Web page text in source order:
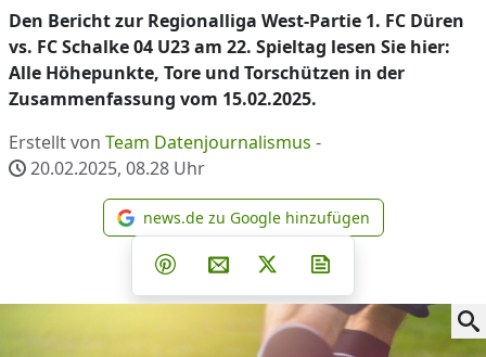
Den Bericht zur Regionalliga West-Partie 1. FC Düren
vs. FC Schalke 04 U23 am 22. Spieltag lesen Sie hier:
Alle Höhepunkte, Tore und Torschützen in der
Zusammenfassung vom 15.02.2025.
Erstellt von Team Datenjournalismus -
20.02.2025, 08.28 Uhr
news.de zu Google
news.de zu Google hinzufügen
Teilen auf Facebook
Teilen auf Whatsapp
Teilen auf Telegram
Teilen auf Pinterest
Per E-Mail teilen
Post auf X